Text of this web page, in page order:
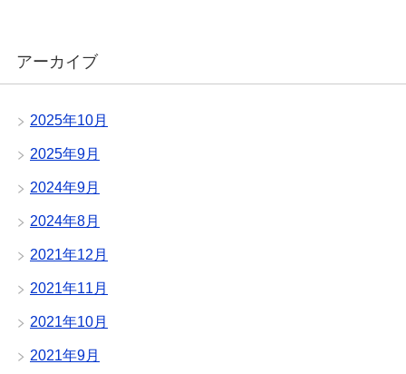
アーカイブ
2025年10月
2025年9月
2024年9月
2024年8月
2021年12月
2021年11月
2021年10月
2021年9月